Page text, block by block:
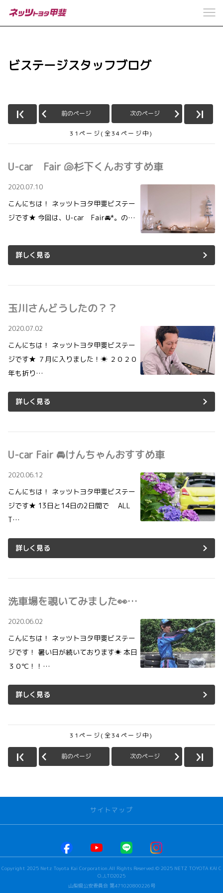
ビステージスタッフブログ
前のページ 次のページ
31ページ(全34ページ中)
U-car Fair 🐚杉下くんおすすめ車
2020.07.10
こんにちは！ ネッツトヨタ甲斐ビステー
ジです★ 今回は、U-car Fair🚘*。の…
詳しく見る
玉川さんどうしたの？？
2020.07.02
こんにちは！ ネッツトヨタ甲斐ビステー
ジです★ ７月に入りました！☀ ２０２０
年も折り…
詳しく見る
U-car Fair 🚘けんちゃんおすすめ車
2020.06.12
こんにちは！ ネッツトヨタ甲斐ビステー
ジです★ 13日と14日の2日間で ALL
T…
詳しく見る
洗車場を覗いてみました👀…
2020.06.02
こんにちは！ ネッツトヨタ甲斐ビステー
ジです！ 暑い日が続いております☀ 本日
３０℃！！…
詳しく見る
31ページ(全34ページ中)
前のページ 次のページ
サイトマップ
河口湖店
Copyright 2025 Netz Toyota Kai Corporation.All Rights Reserved.© 2025 NETZ TOYOTA KAI C
O.,LTD2025
山梨県公安委員会 第471020800226号